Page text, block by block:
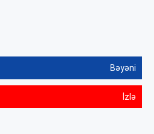
Bəyəni
İzlə